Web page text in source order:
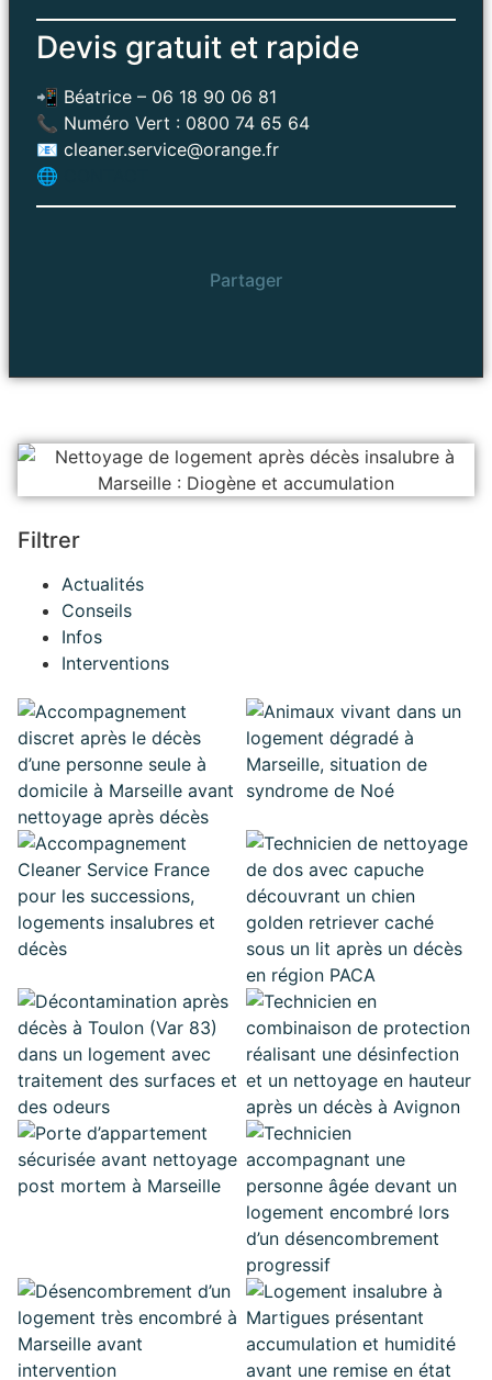
Devis gratuit et rapide
📲 Béatrice – 06 18 90 06 81
📞 Numéro Vert : 0800 74 65 64
📧 cleaner.service@orange.fr
🌐
Partager
Filtrer
Actualités
Conseils
Infos
Interventions